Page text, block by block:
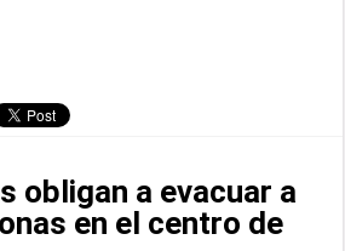
obligan a evacuar a
en el centro de